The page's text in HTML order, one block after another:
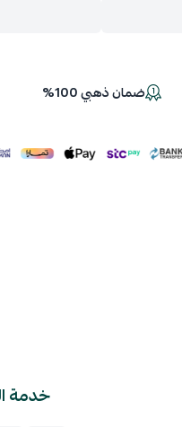
اسحب و افلت الملف هنا
ضمان ذهبي 100%
خدمة